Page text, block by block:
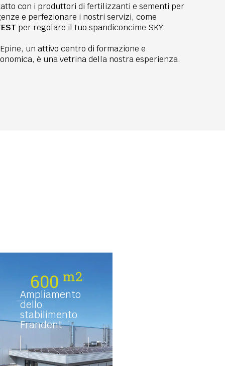
con i produttori di fertilizzanti e sementi per
e perfezionare i nostri servizi, come
per regolare il tuo spandiconcime SKY
un attivo centro di formazione e
è una vetrina della nostra esperienza.
Ampliamento
dello
stabilimento
Frandent
600 m2